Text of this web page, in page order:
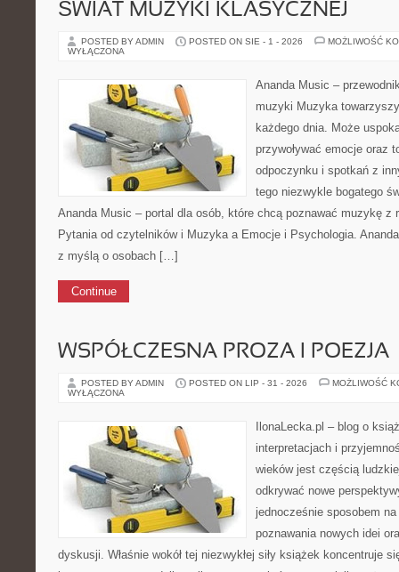
ŚWIAT MUZYKI KLASYCZNEJ
POSTED BY ADMIN POSTED ON SIE - 1 - 2026
MOŻLIWOŚĆ
WYŁĄCZONA
Ananda Music –
muzyki Muzyka
każdego dnia. Może
przywoływać emocje oraz
odpoczynku i spotkań z
tego niezwykle bogatego
Ananda Music – portal dla osób, które chcą poznawać muzykę z
Pytania od czytelników i Muzyka a Emocje i Psychologia.
z myślą o osobach […]
Continue
WSPÓŁCZESNA PROZA I POEZJA
POSTED BY ADMIN POSTED ON LIP - 31 - 2026
MOŻLIWOŚĆ
WYŁĄCZONA
IlonaLecka.pl – blog o
interpretacjach i
wieków jest częścią
odkrywać nowe
jednocześnie sposobem
poznawania nowych idei
dyskusji. Właśnie wokół tej niezwykłej siły książek koncentruje